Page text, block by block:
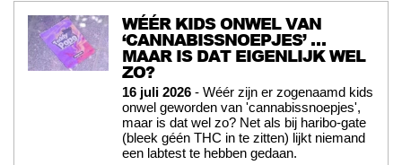
WÉÉR KIDS ONWEL VAN
‘CANNABISSNOEPJES’ …
MAAR IS DAT EIGENLIJK WEL
ZO?
16 juli 2026 - Wéér zijn er zogenaamd kids
onwel geworden van 'cannabissnoepjes',
maar is dat wel zo? Net als bij haribo-gate
(bleek géén THC in te zitten) lijkt niemand
een labtest te hebben gedaan.